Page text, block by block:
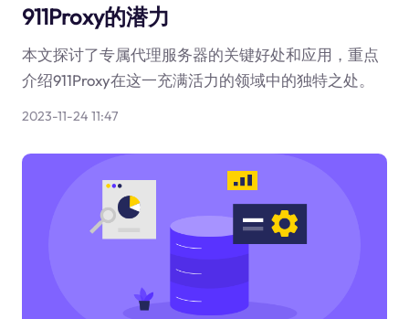
911Proxy的潜力
本文探讨了专属代理服务器的关键好处和应用，重点
介绍911Proxy在这一充满活力的领域中的独特之处。
2023-11-24 11:47